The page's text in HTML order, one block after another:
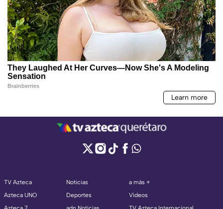
TV Azteca
Azteca UNO
Noticias
Deportes
a más +
Videos